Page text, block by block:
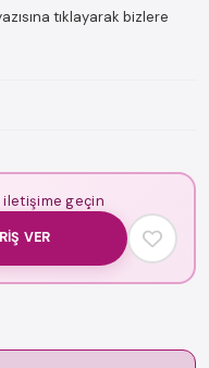
tıklayarak bizlere
geçin
VER